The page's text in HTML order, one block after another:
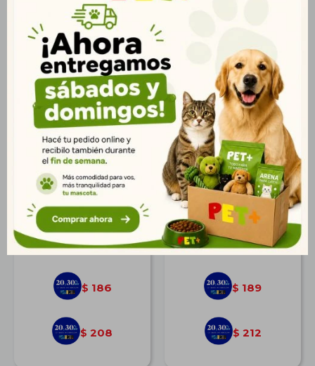
Productos que te pueden interesar
Pretal + Correa New X
Negro M
$ 257
$ 186
$ 208
Bozal para Perros Nº5
$ 262
$ 189
$ 212